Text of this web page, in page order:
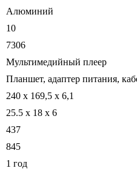
Алюминий
10
7306
Мультимедийный плеер
Планшет, адаптер питания,
240 х 169,5 х 6,1
25.5 x 18 x 6
437
845
1 год